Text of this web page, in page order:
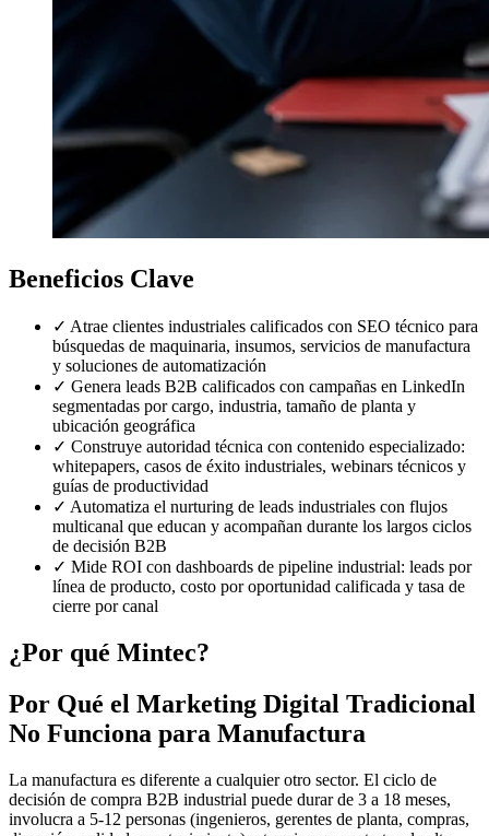
Beneficios Clave
✓ Atrae clientes industriales calificados con SEO técnico para
búsquedas de maquinaria, insumos, servicios de manufactura
y soluciones de automatización
✓ Genera leads B2B calificados con campañas en LinkedIn
segmentadas por cargo, industria, tamaño de planta y
ubicación geográfica
✓ Construye autoridad técnica con contenido especializado:
whitepapers, casos de éxito industriales, webinars técnicos y
guías de productividad
✓ Automatiza el nurturing de leads industriales con flujos
multicanal que educan y acompañan durante los largos ciclos
de decisión B2B
✓ Mide ROI con dashboards de pipeline industrial: leads por
línea de producto, costo por oportunidad calificada y tasa de
cierre por canal
¿Por qué Mintec?
Por Qué el Marketing Digital Tradicional
No Funciona para Manufactura
La manufactura es diferente a cualquier otro sector. El ciclo de
decisión de compra B2B industrial puede durar de 3 a 18 meses,
involucra a 5-12 personas (ingenieros, gerentes de planta, compras,